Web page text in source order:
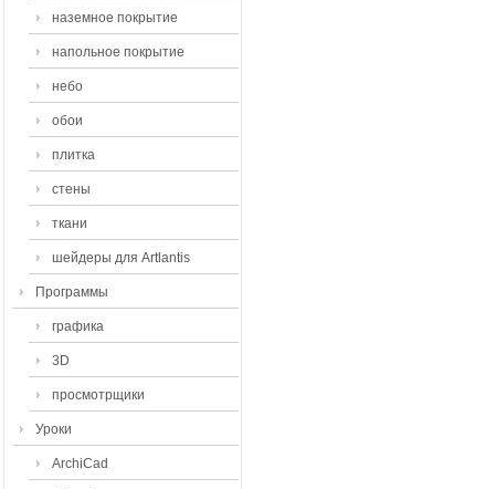
наземное покрытие
напольное покрытие
небо
обои
плитка
стены
ткани
шейдеры для Artlantis
Программы
графика
3D
просмотрщики
Уроки
ArchiCad